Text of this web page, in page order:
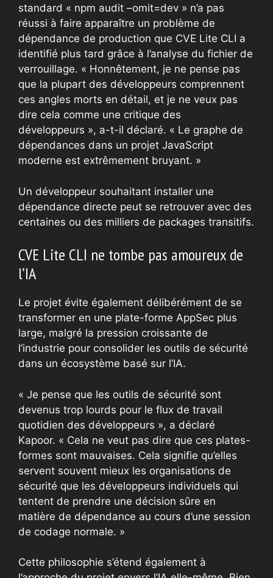
standard « npm audit –omit=dev » n’a pas
réussi à faire apparaître un problème de
dépendance de production que CVE Lite CLI a
identifié plus tard grâce à l’analyse du fichier de
verrouillage. « Honnêtement, je ne pense pas
que la plupart des développeurs comprennent
ces angles morts en détail, et je ne veux pas
dire cela comme une critique des
développeurs », a-t-il déclaré. « Le graphe de
dépendances dans un projet JavaScript
moderne est extrêmement bruyant. »
Un développeur souhaitant installer une
dépendance directe peut se retrouver avec des
centaines ou des milliers de packages transitifs.
CVE Lite CLI ne tombe pas amoureux de
l’IA
Le projet évite également délibérément de se
transformer en une plate-forme AppSec plus
large, malgré la pression croissante de
l’industrie pour consolider les outils de sécurité
dans un écosystème basé sur l’IA.
« Je pense que les outils de sécurité sont
devenus trop lourds pour le flux de travail
quotidien des développeurs », a déclaré
Kapoor. « Cela ne veut pas dire que ces plates-
formes sont mauvaises. Cela signifie qu’elles
servent souvent mieux les organisations de
sécurité que les développeurs individuels qui
tentent de prendre une décision sûre en
matière de dépendance au cours d’une session
de codage normale. »
Cette philosophie s’étend également à